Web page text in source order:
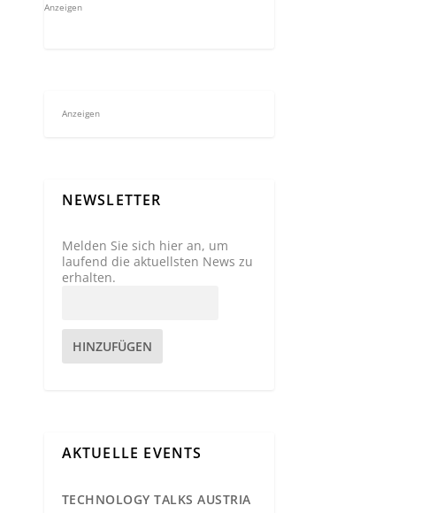
Anzeigen
Anzeigen
NEWSLETTER
Melden Sie sich hier an, um
laufend die aktuellsten News zu
erhalten.
HINZUFÜGEN
AKTUELLE EVENTS
TECHNOLOGY TALKS AUSTRIA